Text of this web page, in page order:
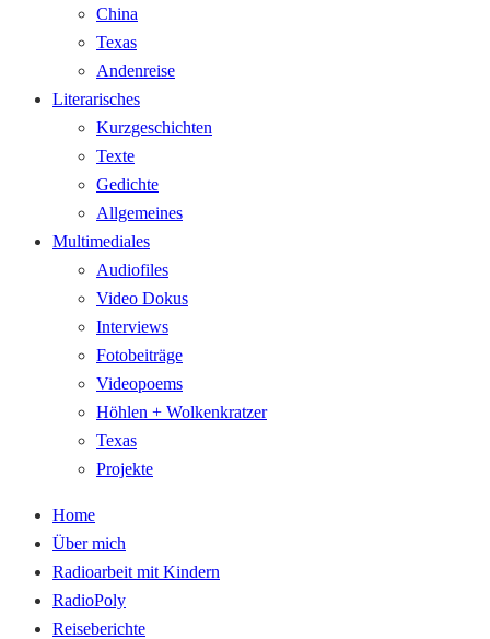
China
Texas
Andenreise
Literarisches
Kurzgeschichten
Texte
Gedichte
Allgemeines
Multimediales
Audiofiles
Video Dokus
Interviews
Fotobeiträge
Videopoems
Höhlen + Wolkenkratzer
Texas
Projekte
Home
Über mich
Radioarbeit mit Kindern
RadioPoly
Reiseberichte